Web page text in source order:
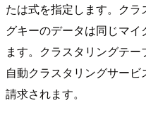
たは式を指定します。ク
グキーのデータは同じマ
ます。クラスタリングテ
自動クラスタリングサー
請求されます。